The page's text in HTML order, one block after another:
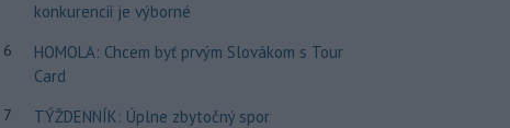
konkurencii je výborné
6
HOMOLA: Chcem byť prvým Slovákom s Tour
Card
7 TÝŽDENNÍK: Úplne zbytočný spor